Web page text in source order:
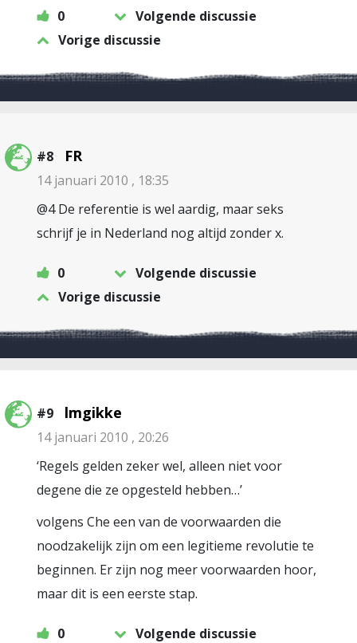
0
Volgende discussie
Vorige discussie
#8 FR
14 januari 2010 , 18:35
@4 De referentie is wel aardig, maar seks
schrijf je in Nederland nog altijd zonder x.
0
Volgende discussie
Vorige discussie
#9 lmgikke
14 januari 2010 , 20:26
‘Regels gelden zeker wel, alleen niet voor
degene die ze opgesteld hebben…’
volgens Che een van de voorwaarden die
noodzakelijk zijn om een legitieme revolutie te
beginnen. Er zijn nog meer voorwaarden hoor,
maar dit is een eerste stap.
0
Volgende discussie